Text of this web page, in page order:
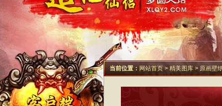
当前位置： 网站首页> 精美图库 > 原画壁